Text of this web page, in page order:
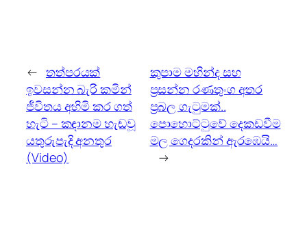
← තත්පරයක්
ඉවසන්න බැරි කමින්
ජීවිතය අහිමි කර ගත්
හැටි – කඳානම හැඬවූ
යතුරුපැදි අනතුර
(Video)
කුපාම මහින්ද සහ
ප්‍රසන්න රණතුංග අතර
ප්‍රබල ගැටුමක්..
පොහොට්ටුවේ දෙකඩවීම
මල ගෙදරකින් ඇරඹෙයි…
→